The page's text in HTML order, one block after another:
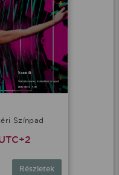
Színpad
Részletek